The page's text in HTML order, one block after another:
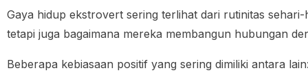
Gaya hidup ekstrovert sering terlihat dari rutinitas
tetapi juga bagaimana mereka membangun hubungan
Beberapa kebiasaan positif yang sering dimiliki antara